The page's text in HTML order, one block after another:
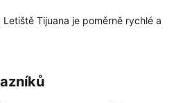
Tijuana je poměrně rychlé a